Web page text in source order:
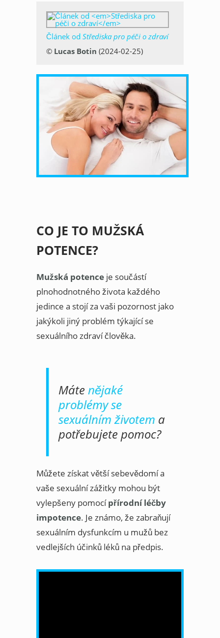
Článek od Střediska pro péči o zdraví
© Lucas Botin (2024-02-25)
CO JE TO MUŽSKÁ
POTENCE?
Mužská potence je součástí
plnohodnotného života každého
jedince a stojí za vaši pozornost jako
jakýkoli jiný problém týkající se
sexuálního zdraví člověka.
Máte nějaké
problémy se
sexuálním životem a
potřebujete pomoc?
Můžete získat větší sebevědomí a
vaše sexuální zážitky mohou být
vylepšeny pomocípřírodní léčby
impotence. Je známo, že zabraňují
sexuálním dysfunkcím u mužů bez
vedlejších účinků léků na předpis.